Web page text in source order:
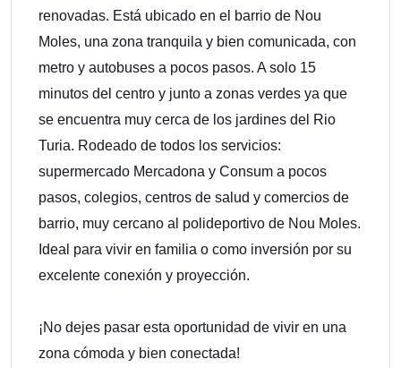
renovadas. Está ubicado en el barrio de Nou
Moles, una zona tranquila y bien comunicada, con
metro y autobuses a pocos pasos. A solo 15
minutos del centro y junto a zonas verdes ya que
se encuentra muy cerca de los jardines del Rio
Turia. Rodeado de todos los servicios:
supermercado Mercadona y Consum a pocos
pasos, colegios, centros de salud y comercios de
barrio, muy cercano al polideportivo de Nou Moles.
Ideal para vivir en familia o como inversión por su
excelente conexión y proyección.
¡No dejes pasar esta oportunidad de vivir en una
zona cómoda y bien conectada!